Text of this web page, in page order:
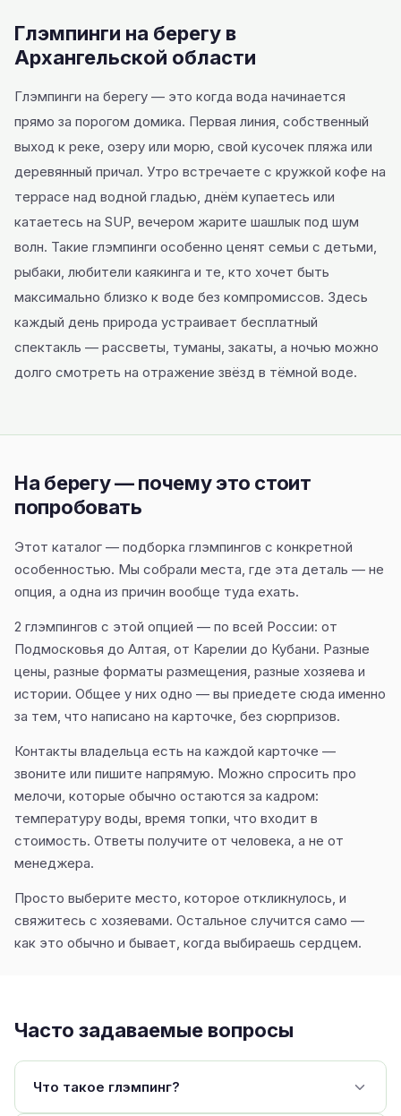
Глэмпинги на берегу в
Архангельской области
Глэмпинги на берегу — это когда вода начинается
прямо за порогом домика. Первая линия, собственный
выход к реке, озеру или морю, свой кусочек пляжа или
деревянный причал. Утро встречаете с кружкой кофе на
террасе над водной гладью, днём купаетесь или
катаетесь на SUP, вечером жарите шашлык под шум
волн. Такие глэмпинги особенно ценят семьи с детьми,
рыбаки, любители каякинга и те, кто хочет быть
максимально близко к воде без компромиссов. Здесь
каждый день природа устраивает бесплатный
спектакль — рассветы, туманы, закаты, а ночью можно
долго смотреть на отражение звёзд в тёмной воде.
На берегу — почему это стоит
попробовать
Этот каталог — подборка глэмпингов с конкретной
особенностью. Мы собрали места, где эта деталь — не
опция, а одна из причин вообще туда ехать.
2 глэмпингов с этой опцией — по всей России: от
Подмосковья до Алтая, от Карелии до Кубани. Разные
цены, разные форматы размещения, разные хозяева и
истории. Общее у них одно — вы приедете сюда именно
за тем, что написано на карточке, без сюрпризов.
Контакты владельца есть на каждой карточке —
звоните или пишите напрямую. Можно спросить про
мелочи, которые обычно остаются за кадром:
температуру воды, время топки, что входит в
стоимость. Ответы получите от человека, а не от
менеджера.
Просто выберите место, которое откликнулось, и
свяжитесь с хозяевами. Остальное случится само —
как это обычно и бывает, когда выбираешь сердцем.
Часто задаваемые вопросы
Что такое глэмпинг?